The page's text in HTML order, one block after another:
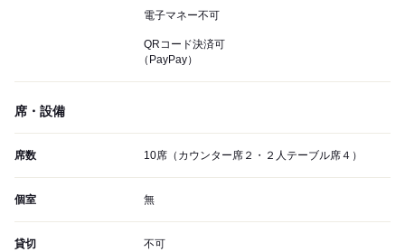
電子マネー不可
QRコード決済可
（PayPay）
席・設備
席数 10席（カウンター席２・２人テーブル席４）
個室 無
貸切 不可